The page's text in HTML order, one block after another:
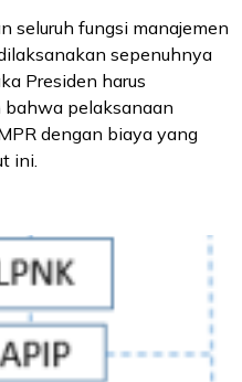
seluruh fungsi manajemen
sepenuhnya
Presiden harus
pelaksanaan
dengan biaya yang
ini.